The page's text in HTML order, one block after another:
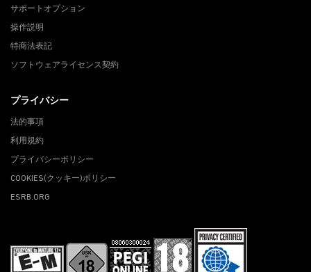
サポートオプション
操作説明
特商法表記
ソフトウェアライセンス契約
プライバシー
法的事項
利用規約
プライバシーポリシー
COOKIES(クッキー)ポリシー
ESRB.ORG